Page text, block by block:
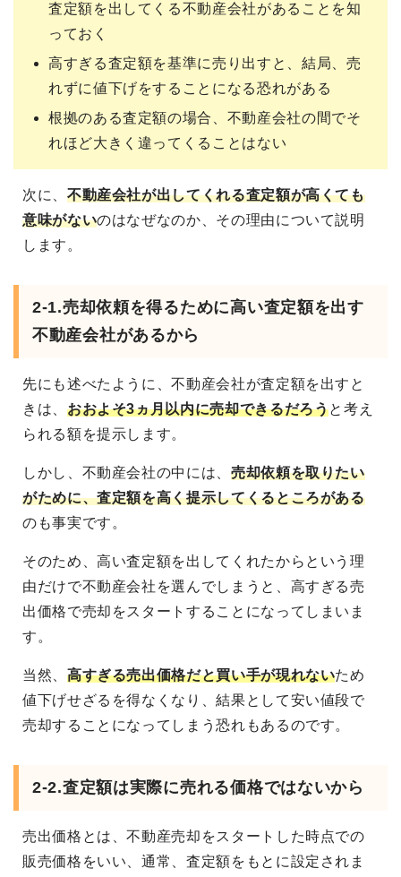
査定額を出してくる不動産会社があることを知
っておく
高すぎる査定額を基準に売り出すと、結局、売
れずに値下げをすることになる恐れがある
根拠のある査定額の場合、不動産会社の間でそ
れほど大きく違ってくることはない
次に、 不動産会社が出してくれる査定額が高くても
意味がないのはなぜなのか、その理由について説明
します。
2-1.売却依頼を得るために高い査定額を出す
不動産会社があるから
先にも述べたように、不動産会社が査定額を出すと
きは、 おおよそ3ヵ月以内に売却できるだろうと考え
られる額を提示します。
しかし、不動産会社の中には、 売却依頼を取りたい
がために、査定額を高く提示してくるところがある
のも事実です。
そのため、高い査定額を出してくれたからという理
由だけで不動産会社を選んでしまうと、高すぎる売
出価格で売却をスタートすることになってしまいま
す。
当然、 高すぎる売出価格だと買い手が現れないため
値下げせざるを得なくなり、結果として安い値段で
売却することになってしまう恐れもあるのです。
2-2.査定額は実際に売れる価格ではないから
売出価格とは、不動産売却をスタートした時点での
販売価格をいい、通常、査定額をもとに設定されま